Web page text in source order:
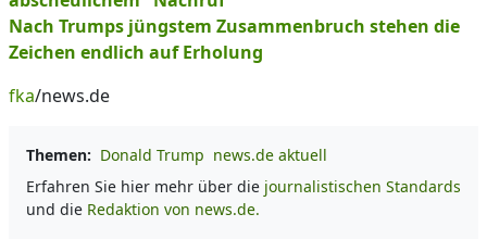
Nach Trumps jüngstem Zusammenbruch stehen die
Zeichen endlich auf Erholung
fka/news.de
Themen: Donald Trump news.de aktuell
Erfahren Sie hier mehr über die journalistischen Standards
und die Redaktion von news.de.